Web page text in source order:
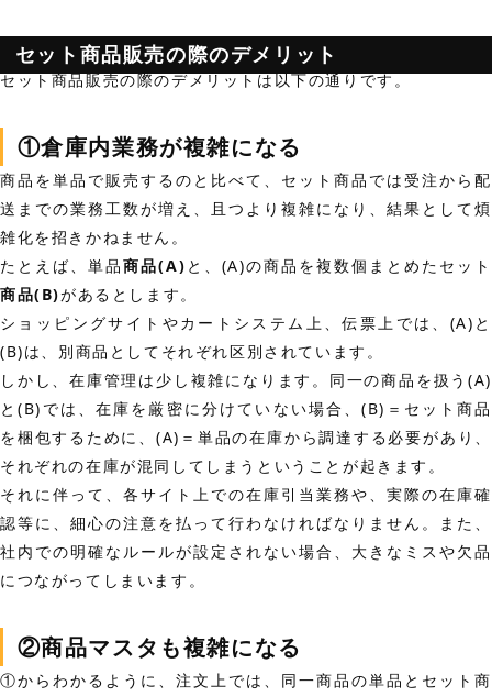
セット商品販売の際のデメリット
セット商品販売の際のデメリットは以下の通りです。
①倉庫内業務が複雑になる
商品を単品で販売するのと比べて、セット商品では受注から配
送までの業務工数が増え、且つより複雑になり、結果として煩
雑化を招きかねません。
たとえば、単品商品(A) と、(A)の商品を複数個まとめたセット
商品(B)があるとします。
ショッピングサイトやカートシステム上、伝票上では、(A)と
(B)は、 別商品としてそれぞれ区別されています。
しかし、在庫管理は少し複雑になります。同一の商品を扱う(A)
と(B)では、在庫を厳密に分けていない場合、(B)＝セット商品
を梱包するために、(A)＝単品の在庫から調達する必要があり、
それぞれの在庫が混同してしまう ということが起きます。
それに伴って、各サイト上での在庫引当業務や、実際の在庫確
認等に、細心の注意を払って行わなければなりません。また、
社内での明確なルールが設定されない場合、大きなミスや欠品
につながってしまいます。
②商品マスタも複雑になる
①からわかるように、注文上では、同一商品の単品とセット商